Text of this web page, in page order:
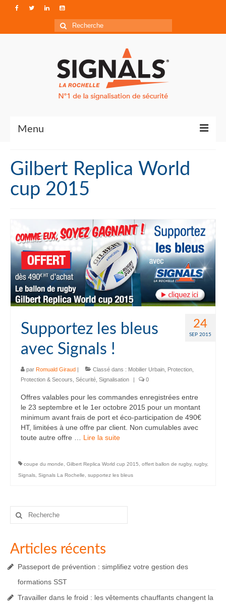
Rechercher
:
Menu
Qui sommes-nous ?
Accéder à Signals
Gilbert Replica World
cup 2015
24
SEP 2015
Supportez les bleus
avec Signals !
par Romuald Giraud | Classé dans : Mobilier Urbain Protection
Protection & Secours Sécurité Signalisation | 0
Offres valables pour les commandes enregistrées entre
le 23 septembre et le 1er octobre 2015 pour un montant
minimum avant frais de port et éco-participation de 490€
HT, limitées à une offre par client. Non cumulables avec
toute autre offre … Lire la suite­­
coupe du monde Gilbert Replica World cup 2015 offert ballon de rugby, rugby,
Signals Signals La Rochelle supportez les bleus
Rechercher
Articles récents
Passeport de prévention : simplifiez votre gestion des
formations SST
Travailler dans le froid : les vêtements chauffants changent la